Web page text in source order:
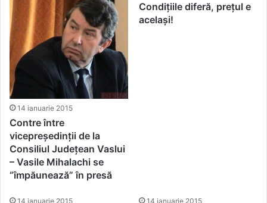
14 ianuarie 2015
Contre între
vicepreședinții de la
Consiliul Județean Vaslui
– Vasile Mihalachi se
“împăunează” în presă
Condițiile diferă, prețul e
același!
14 ianuarie 2015 14 ianuarie 2015